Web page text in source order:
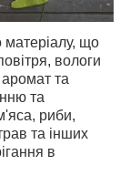
матеріалу, що
вологи
аромат та
та
риби,
та інших
в